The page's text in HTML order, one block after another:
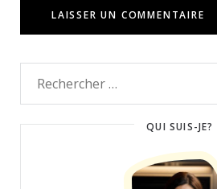
QUI SUIS-JE?